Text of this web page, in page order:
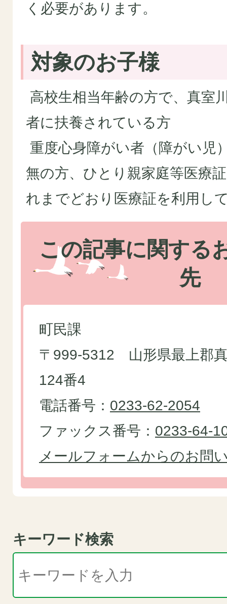
く必要があります。
対象のお子様
高校生相当年齢の方で、真室
者に扶養されている方
重度心身障がい者（障がい児
無の方、ひとり親家庭等医療
れまでどおり医療証を利用し
この記事に関する
先
町民課
〒999-5312 山形県最上郡
124番4
電話番号： 0233-62-2054
ファックス番号： 0233-64-
メールフォームからのお問
キーワード検索